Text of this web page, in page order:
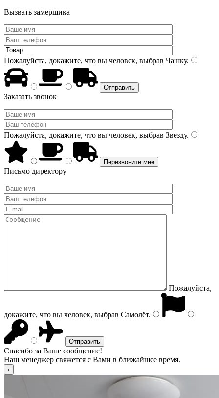
Вызвать замерщика
Пожалуйста, докажите, что вы человек, выбрав Чашку.
Заказать звонок
Пожалуйста, докажите, что вы человек, выбрав Звезду.
Письмо директору
Пожалуйста,
докажите, что вы человек, выбрав Самолёт.
Спасибо за Ваше сообщение!
Наш менеджер свяжется с Вами в ближайшее время.